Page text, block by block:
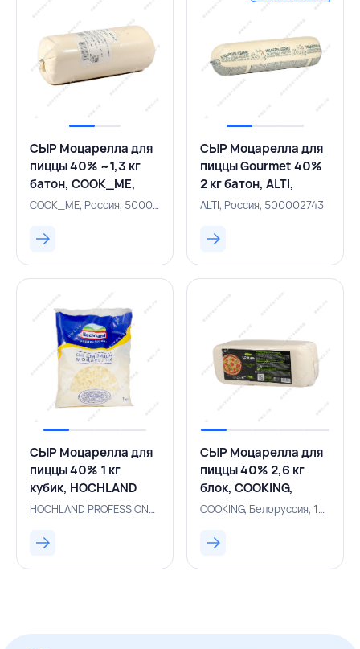
СЫР Моцарелла для
пиццы 40% ~1,3 кг
батон, COOK_ME,
РОССИЯ
COOK_ME, Россия, 500001685
СЫР Моцарелла для
пиццы Gourmet 40%
2 кг батон, ALTI,
РОССИЯ
ALTI, Россия, 500002743
СЫР Моцарелла для
пиццы 40% 1 кг
кубик, HOCHLAND
PROFESSIONAL,
HOCHLAND PROFESSIONAL, Россия, 500000982
СЫР Моцарелла для
пиццы 40% 2,6 кг
блок, COOKING,
БЕЛАРУСЬ
COOKING, Белоруссия, 131000562